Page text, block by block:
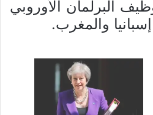
البرلمان الأوروبي
والمغرب.